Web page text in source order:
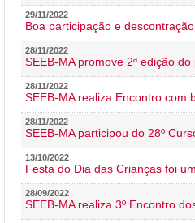
29/11/2022
Boa participação e
28/11/2022
SEEB-MA promove 2ª edição
28/11/2022
SEEB-MA realiza Encontro com
28/11/2022
SEEB-MA participou do 28º
13/10/2022
Festa do Dia das Crianças foi
28/09/2022
SEEB-MA realiza 3º Encontro